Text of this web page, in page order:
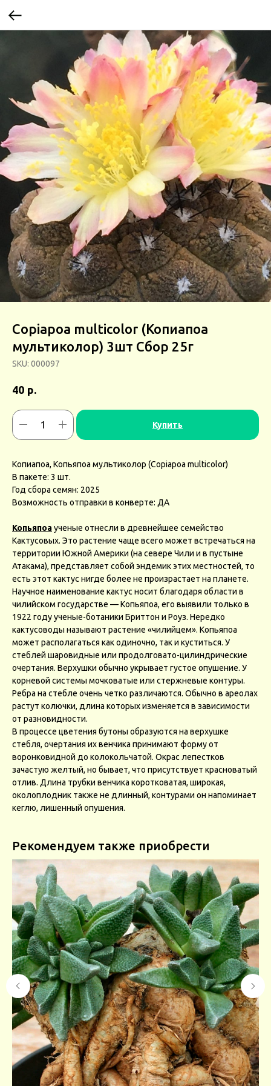
Copiapoa multicolor (Копиапоа
мультиколор) 3шт Сбор 25г
SKU: 000097
40 р.
Купить
Копиапоа, Копьяпоа мультиколор (Copiapoa multicolor)
В пакете: 3 шт.
Год сбора семян: 2025
Возможность отправки в конверте: ДА
Копьяпоаученые отнесли в древнейшее семейство
Кактусовых. Это растение чаще всего может встречаться на
территории Южной Америки (на севере Чили и в пустыне
Атакама), представляет собой эндемик этих местностей, то
есть этот кактус нигде более не произрастает на планете.
Научное наименование кактус носит благодаря области в
чилийском государстве — Копьяпоа, его выявили только в
1922 году ученые-ботаники Бриттон и Роуз. Нередко
кактусоводы называют растение «чилийцем». Копьяпоа
может располагаться как одиночно, так и куститься. У
стеблей шаровидные или продолговато-цилиндрические
очертания. Верхушки обычно укрывает густое опушение. У
корневой системы мочковатые или стержневые контуры.
Ребра на стебле очень четко различаются. Обычно в ареолах
растут колючки, длина которых изменяется в зависимости
от разновидности.
В процессе цветения бутоны образуются на верхушке
стебля, очертания их венчика принимают форму от
воронковидной до колокольчатой. Окрас лепестков
зачастую желтый, но бывает, что присутствует красноватый
отлив. Длина трубки венчика коротковатая, широкая,
околоплодник также не длинный, контурами он напоминает
кеглю, лишенный опушения.
Рекомендуем также приобрести